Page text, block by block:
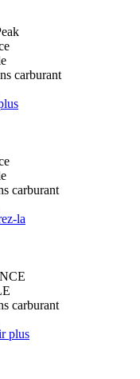
carburant
carburant
la
carburant
plus